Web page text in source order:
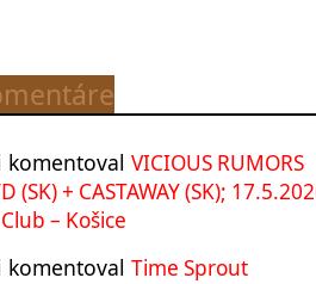
komentoval VICIOUS RUMORS
(SK) + CASTAWAY (SK);
– Košice
komentoval Time Sprout